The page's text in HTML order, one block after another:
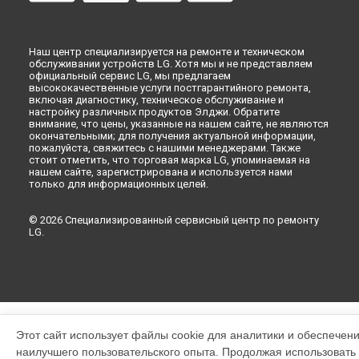
Наш центр специализируется на ремонте и техническом
обслуживании устройств LG. Хотя мы и не представляем
официальный сервис LG, мы предлагаем
высококачественные услуги постгарантийного ремонта,
включая диагностику, техническое обслуживание и
настройку различных продуктов Элджи. Обратите
внимание, что цены, указанные на нашем сайте, не являются
окончательными; для получения актуальной информации,
пожалуйста, свяжитесь с нашими менеджерами. Также
стоит отметить, что торговая марка LG, упоминаемая на
нашем сайте, зарегистрирована и используется нами
только для информационных целей.
© 2026 Специализированный сервисный центр по ремонту
LG.
Этот сайт использует файлы cookie для аналитики и
наилучшего пользовательского опыта. Продолжая использовать